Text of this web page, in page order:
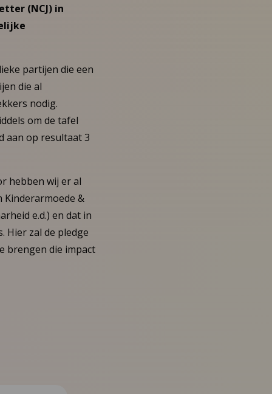
(NCJ) in
partijen die een
die al
nodig.
om de tafel
aan op resultaat 3
hebben wij er al
Kinderarmoede &
e.d.) en dat in
Hier zal de pledge
brengen die impact